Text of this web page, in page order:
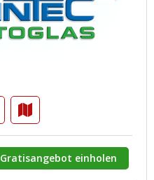
Gratisangebot einholen